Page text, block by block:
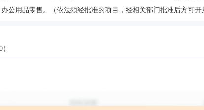
公用品零售。（依法须经批准的项目，经相关部门批准后方可开
）